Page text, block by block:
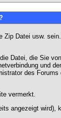
Datei usw.
Datei, die Sie
und
des
vermerkt.
angezeigt